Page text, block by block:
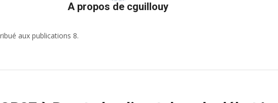
A propos de cguillouy
aux publications 8.